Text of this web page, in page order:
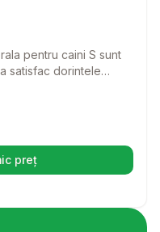
pentru caini S sunt
satisfac dorintele
ajuta la
preț într-o filă nouă)